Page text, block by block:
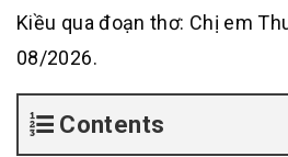
Kiều qua đoạn thơ: Chị em
08/2026.
Contents